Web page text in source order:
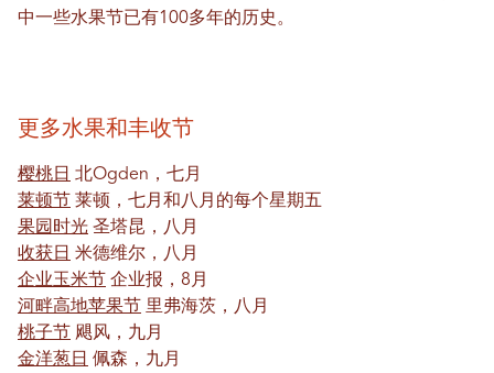
中一些水果节已有100多年的历史。
更多水果和丰收节
樱桃日 北Ogden，七月
莱顿节 莱顿，七月和八月的每个星期五
果园时光 圣塔昆，八月
收获日 米德维尔，八月
企业玉米节 企业报，8月
河畔高地苹果节 里弗海茨，八月
桃子节 飓风，九月
金洋葱日 佩森，九月